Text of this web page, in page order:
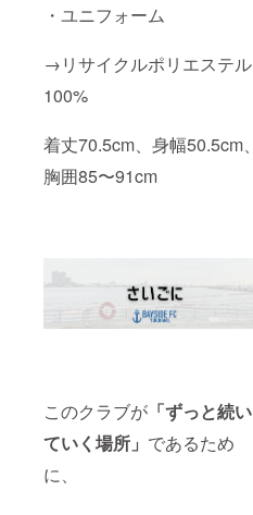
・ユニフォーム
→リサイクルポリエステル
100%
着丈70.5cm、身幅50.5cm、
胸囲85〜91cm
このクラブが 「ずっと続い
ていく場所」 であるため
に、